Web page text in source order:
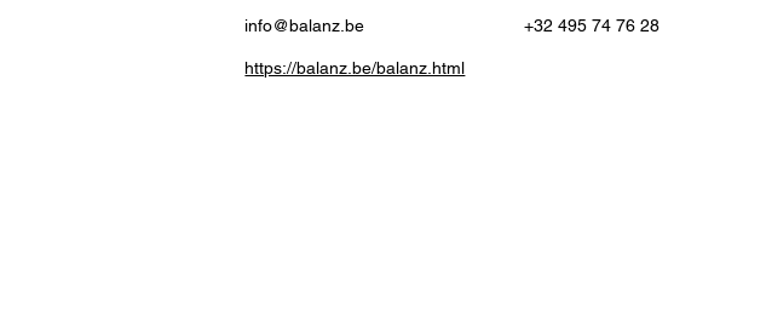
info@balanz.be +32 495 74 76 28
https://balanz.be/balanz.html